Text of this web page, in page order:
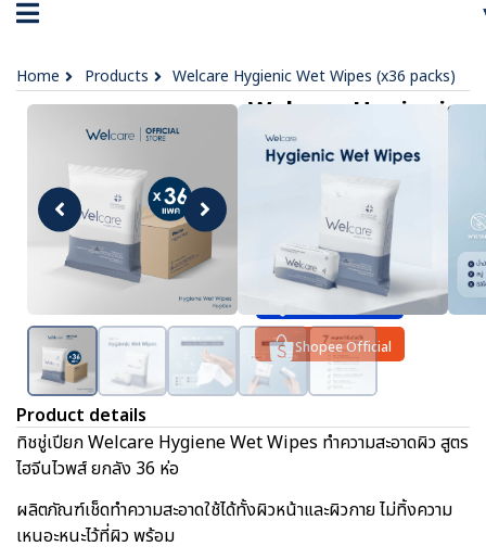
Home Products Welcare Hygienic Wet Wipes (x36 packs)
Welcare Hygienic
Wet Wipes (x36
packs)
฿ 1,368
OPTIONS :
No data was found
Lazada Official
Shopee Official
Product details
ทิชชู่เปียก Welcare Hygiene Wet Wipes ทำความสะอาดผิว สูตร
ไฮจีนไวพส์ ยกลัง 36 ห่อ
ผลิตภัณฑ์เช็ดทำความสะอาดใช้ได้ทั้งผิวหน้าและผิวกาย ไม่ทิ้งความ
เหนอะหนะไว้ที่ผิว พร้อม